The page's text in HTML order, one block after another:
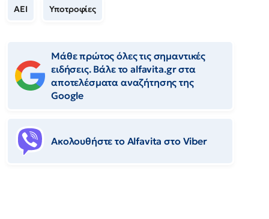
ΑΕΙ Υποτροφίες
Μάθε πρώτος όλες τις σημαντικές
ειδήσεις. Βάλε το alfavita.gr στα
αποτελέσματα αναζήτησης της
Google
Ακολουθήστε το Αlfavita στο Viber